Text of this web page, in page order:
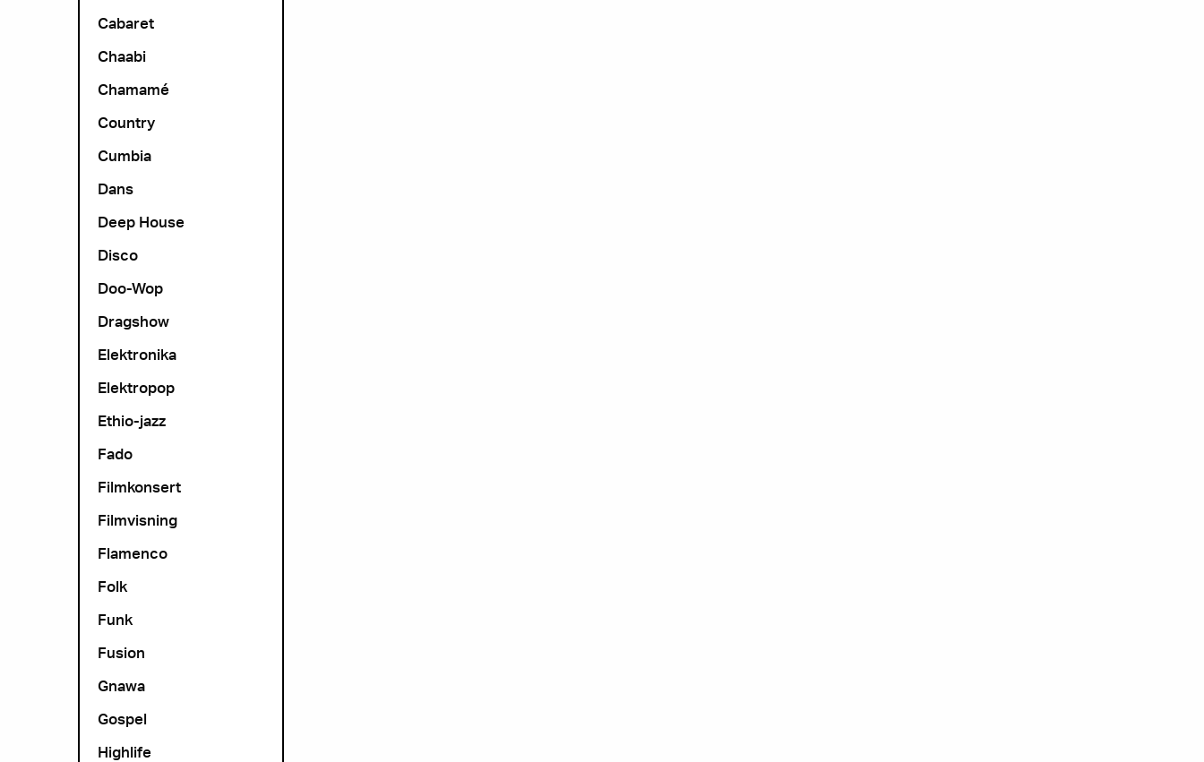
Cabaret
Chaabi
Chamamé
Country
Cumbia
Dans
Deep House
Disco
Doo-Wop
Dragshow
Elektronika
Elektropop
Ethio-jazz
Fado
Filmkonsert
Filmvisning
Flamenco
Folk
Funk
Fusion
Gnawa
Gospel
Highlife